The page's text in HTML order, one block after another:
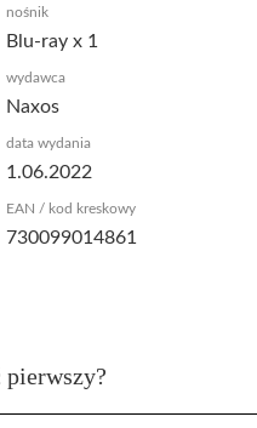
nośnik
Blu-ray x 1
wydawca
Naxos
data wydania
1.06.2022
EAN / kod kreskowy
730099014861
pierwszy?